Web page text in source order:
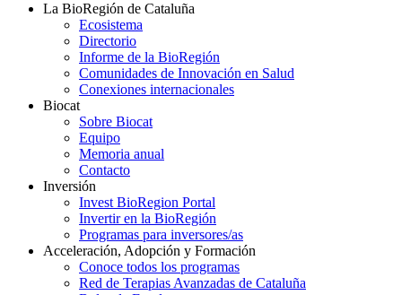
La BioRegión de Cataluña
Ecosistema
Directorio
Informe de la BioRegión
Comunidades de Innovación en Salud
Conexiones internacionales
Biocat
Sobre Biocat
Equipo
Memoria anual
Contacto
Inversión
Invest BioRegion Portal
Invertir en la BioRegión
Programas para inversores/as
Acceleración, Adopción y Formación
Conoce todos los programas
Red de Terapias Avanzadas de Cataluña